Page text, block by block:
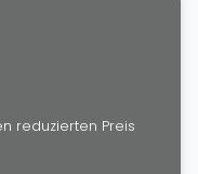
reduzierten Preis